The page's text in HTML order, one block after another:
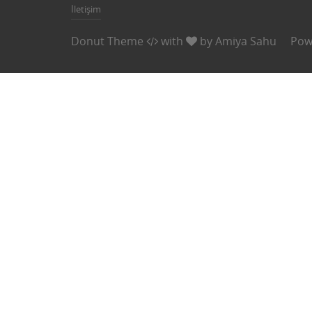
İletişim
Donut Theme with byAmiya Sahu